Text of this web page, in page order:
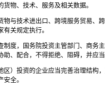
物、技术、服务及相关数据。
与技术进出口、跨境服务贸易、
关规定执行。
度，国务院投资主管部门、商务
、配合，不得拒绝、阻碍，并应
）投资的企业应当完善治理结构
全。